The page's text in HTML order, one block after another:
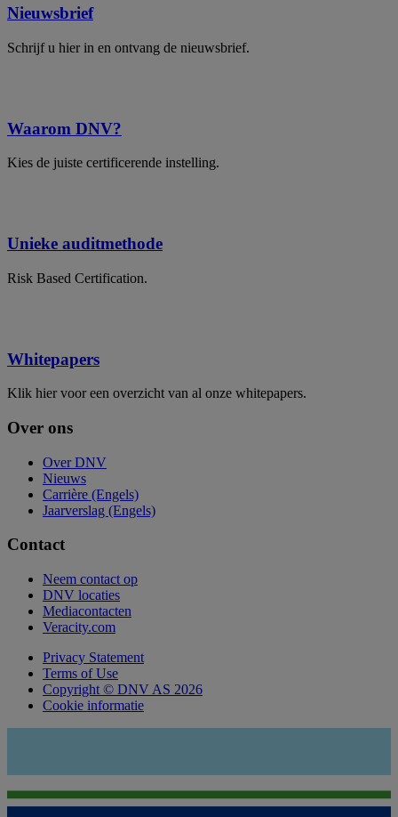
Nieuwsbrief
Schrijf u hier in en ontvang de nieuwsbrief.
Waarom DNV?
Kies de juiste certificerende instelling.
Unieke auditmethode
Risk Based Certification.
Whitepapers
Klik hier voor een overzicht van al onze whitepapers.
Over ons
Over DNV
Nieuws
Carrière (Engels)
Jaarverslag (Engels)
Contact
Neem contact op
DNV locaties
Mediacontacten
Veracity.com
Privacy Statement
Terms of Use
Copyright © DNV AS 2026
Cookie informatie